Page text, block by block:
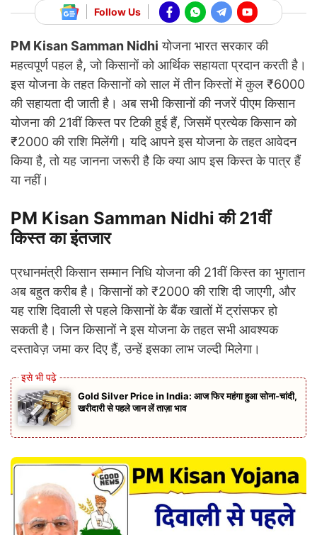
Follow Us
PM Kisan Samman Nidhi योजना भारत सरकार की
महत्वपूर्ण पहल है, जो किसानों को आर्थिक सहायता प्रदान करती है।
इस योजना के तहत किसानों को साल में तीन किस्तों में कुल ₹6000
की सहायता दी जाती है। अब सभी किसानों की नजरें पीएम किसान
योजना की 21वीं किस्त पर टिकी हुई हैं, जिसमें प्रत्येक किसान को
₹2000 की राशि मिलेंगी। यदि आपने इस योजना के तहत आवेदन
किया है, तो यह जानना जरूरी है कि क्या आप इस किस्त के पात्र हैं
या नहीं।
PM Kisan Samman Nidhi की 21वीं
किस्त का इंतजार
प्रधानमंत्री किसान सम्मान निधि योजना की 21वीं किस्त का भुगतान
अब बहुत करीब है। किसानों को ₹2000 की राशि दी जाएगी, और
यह राशि दिवाली से पहले किसानों के बैंक खातों में ट्रांसफर हो
सकती है। जिन किसानों ने इस योजना के तहत सभी आवश्यक
दस्तावेज़ जमा कर दिए हैं, उन्हें इसका लाभ जल्दी मिलेगा।
Gold Silver Price in India: आज फिर महंगा हुआ सोना-चांदी,
खरीदारी से पहले जान लें ताज़ा भाव